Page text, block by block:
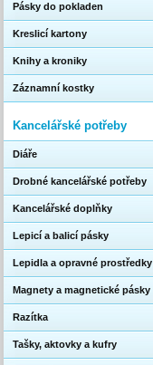
Pásky do pokladen
Kreslicí kartony
Knihy a kroniky
Záznamní kostky
Kancelářské potřeby
Diáře
Drobné kancelářské potřeby
Kancelářské doplňky
Lepicí a balicí pásky
Lepidla a opravné prostředky
Magnety a magnetické pásky
Razítka
Tašky, aktovky a kufry